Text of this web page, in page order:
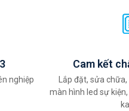
nghiệp
Cam kết
Lắp đặt, sửa
màn hình led sự